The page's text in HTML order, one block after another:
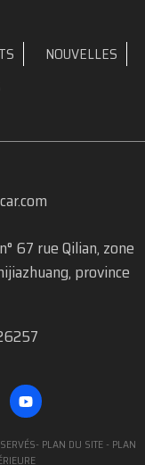
NOUVELLES
67 rue Qilian, zone
province
- PLAN DU SITE - PLAN